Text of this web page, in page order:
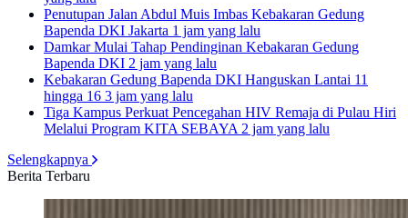
Penutupan Jalan Abdul Muis Imbas Kebakaran Gedung
Bapenda DKI Jakarta 1 jam yang lalu
Damkar Mulai Tahap Pendinginan Kebakaran Gedung
Bapenda DKI 2 jam yang lalu
Kebakaran Gedung Bapenda DKI Hanguskan Lantai 11
hingga 16 3 jam yang lalu
Tiga Kampus Perkuat Pencegahan HIV Remaja di Pulau Hiri
Melalui Program KITA SEBAYA2 jam yang lalu
Selengkapnya
Berita Terbaru